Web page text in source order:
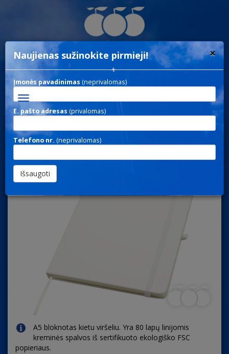
Toggle
navigation
NOTE 171 / UŽRAŠINĖS
A5 bloknotas kietu viršeliu. Yra 80 lapų linijomis
kreminės spalvos iš sertifikuoto ekologiško FSC
popieriaus.
×
Naujienas sužinokite pirmieji!
Įmonės pavadinimas (neprivalomas)
E. pašto adresas (privalomas)
Telefono nr. (neprivalomas)